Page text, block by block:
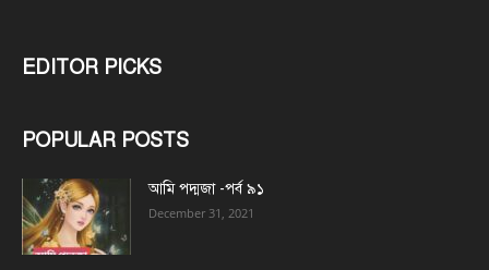
EDITOR PICKS
POPULAR POSTS
আমি পদ্মজা -পর্ব ৯১
December 31, 2021